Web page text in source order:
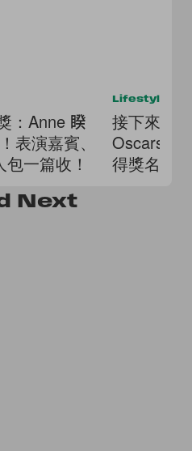
：Anne 睽
表演嘉賓、
一篇收！
Lifestyle
接下來就
Oscars 奧
得獎名單
Next